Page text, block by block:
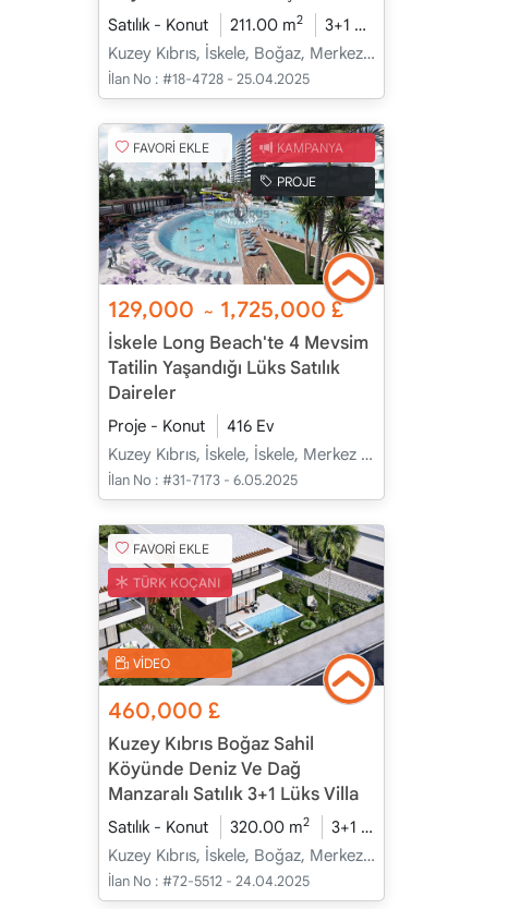
Satılık - Konut 211.00 m2 3+1
Kuzey Kıbrıs, İskele, Boğaz, Merkez - Merkez
İlan No : #18-4728 - 25.04.2025
FAVORİ EKLE KAMPANYA
PROJE
129,000 ~ 1,725,000£
İskele Long Beach'te 4 Mevsim
Tatilin Yaşandığı Lüks Satılık
Daireler
Proje - Konut
416 Ev
Kuzey Kıbrıs, İskele, İskele, Merkez - Merkez
İlan No : #31-7173 - 6.05.2025
FAVORİ EKLE
TÜRK KOÇANI
VİDEO
460,000 £
Kuzey Kıbrıs Boğaz Sahil
Köyünde Deniz Ve Dağ
Manzaralı Satılık 3+1 Lüks Villa
Satılık - Konut 320.00 m2 3+1
Kuzey Kıbrıs, İskele, Boğaz, Merkez - Merkez
İlan No : #72-5512 - 24.04.2025